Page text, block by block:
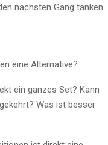
nächsten Gang tanken.
eine Alternative?
ein ganzes Set? Kann
Was ist besser